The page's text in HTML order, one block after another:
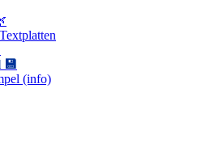
💾
(info)